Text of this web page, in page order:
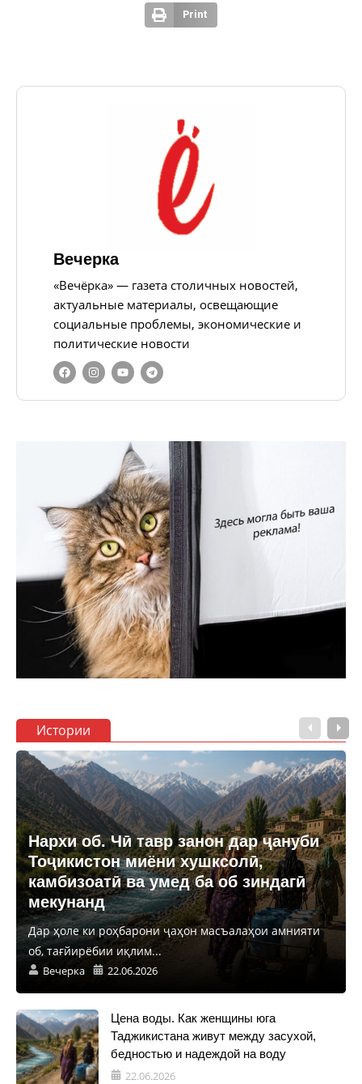
Print
Вечерка
«Вечёрка» — газета столичных новостей,
актуальные материалы, освещающие
социальные проблемы, экономические и
политические новости
Истории
Нархи об. Чӣ тавр занон дар ҷануби
Тоҷикистон миёни хушксолӣ,
камбизоатӣ ва умед ба об зиндагӣ
мекунанд
Дар ҳоле ки роҳбарони ҷаҳон масъалаҳои амнияти
об, тағйирёбии иқлим...
Вечерка 22.06.2026
Цена воды. Как женщины юга
Таджикистана живут между засухой,
бедностью и надеждой на воду
22.06.2026